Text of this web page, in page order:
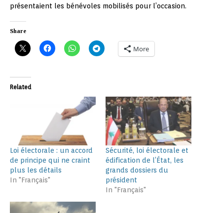
présentaient les bénévoles mobilisés pour l’occasion.
Share
More
Related
Loi électorale : un accord
de principe qui ne craint
plus les détails
In "Français"
Sécurité, loi électorale et
édification de l’État, les
grands dossiers du
président
In "Français"